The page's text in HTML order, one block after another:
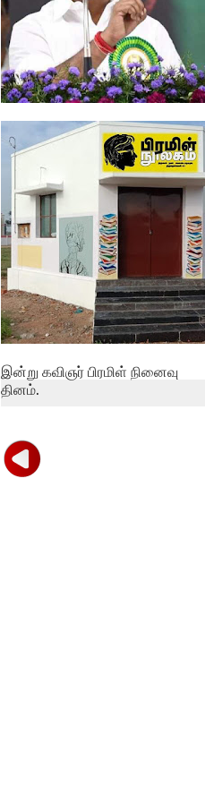
மக்கள் ஒத்துழைத்தால்தான்
கொரோனா பரவ...
இன்று கவிஞர் பிரமிள் நினைவு
தினம்.